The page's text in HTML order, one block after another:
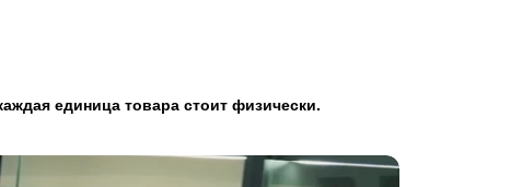
единица товара стоит физически.